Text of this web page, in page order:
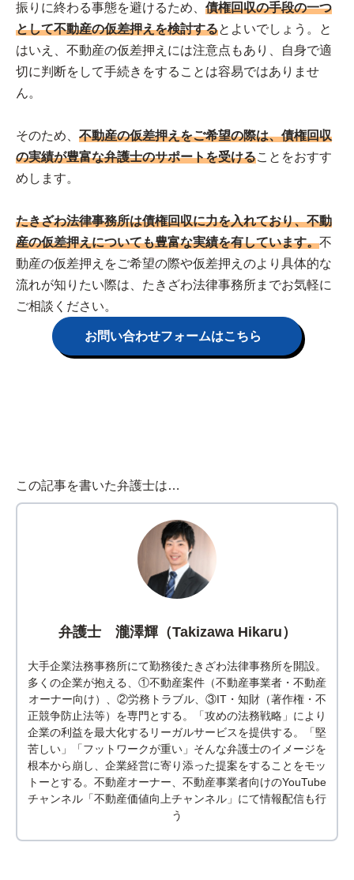
振りに終わる事態を避けるため、 債権回収の手段の一つ
として不動産の仮差押えを検討するとよいでしょう。と
はいえ、不動産の仮差押えには注意点もあり、自身で適
切に判断をして手続きをすることは容易ではありませ
ん。
そのため、 不動産の仮差押えをご希望の際は、債権回収
の実績が豊富な弁護士のサポートを受けることをおすす
めします。
たきざわ法律事務所は債権回収に力を入れており、不動
産の仮差押えについても豊富な実績を有しています。不
動産の仮差押えをご希望の際や仮差押えのより具体的な
流れが知りたい際は、たきざわ法律事務所までお気軽に
ご相談ください。
お問い合わせフォームはこちら
この記事を書いた弁護士は…
弁護士 瀧澤輝（Takizawa Hikaru）
大手企業法務事務所にて勤務後たきざわ法律事務所を開設。
多くの企業が抱える、①不動産案件（不動産事業者・不動産
オーナー向け）、②労務トラブル、③IT・知財（著作権・不
正競争防止法等）を専門とする。「攻めの法務戦略」により
企業の利益を最大化するリーガルサービスを提供する。「堅
苦しい」「フットワークが重い」そんな弁護士のイメージを
根本から崩し、企業経営に寄り添った提案をすることをモッ
トーとする。不動産オーナー、不動産事業者向けのYouTube
チャンネル「不動産価値向上チャンネル」にて情報配信も行
う